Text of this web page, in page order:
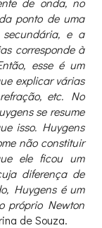
ponto de uma
e a
corresponde à
esse é um
explicar várias
etc. No
se resume
isso. Huygens
não constituir
ele ficou um
diferença de
Huygens é um
próprio Newton
de Souza.